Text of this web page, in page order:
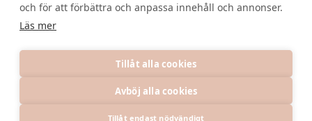
© 2021 Denvackrafesten | All rights reserved.
PRIVACY POLICY TERMS INFORMATION
och för att förbättra och anpassa innehåll och annonser.
Läs mer
Tillåt alla cookies
Avböj alla cookies
Tillåt endast nödvändigt